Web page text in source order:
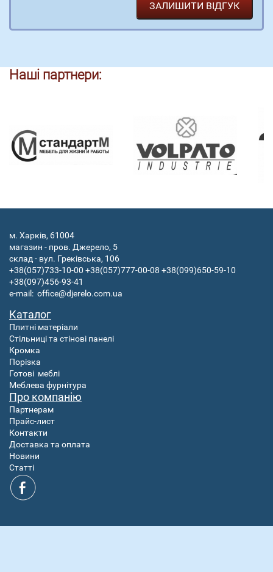
Наші партнери:
м. Харків, 61004
магазин - пров. Джерело, 5
склад - вул. Греківська, 106
+38(057)733-10-00 +38(057)777-00-08 +38(099)650-59-10
+38(097)456-93-41
e-mail: office@djerelo.com.ua
Каталог
Плитні матеріали
Стільниці та стінові панелі
Кромка
Порізка
Готові меблі
Меблева фурнітура
Про компанію
Партнерам
Прайс-лист
Контакти
Доставка та оплата
Новини
Статті